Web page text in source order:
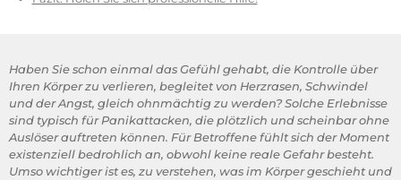
Haben Sie schon einmal das Gefühl gehabt, die Kontrolle über
Ihren Körper zu verlieren, begleitet von Herzrasen, Schwindel
und der Angst, gleich ohnmächtig zu werden? Solche Erlebnisse
sind typisch für Panikattacken, die plötzlich und scheinbar ohne
Auslöser auftreten können. Für Betroffene fühlt sich der Moment
existenziell bedrohlich an, obwohl keine reale Gefahr besteht.
Umso wichtiger ist es, zu verstehen, was im Körper geschieht und